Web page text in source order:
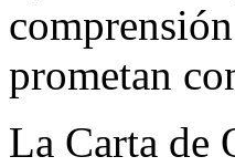
prometan
La Carta de